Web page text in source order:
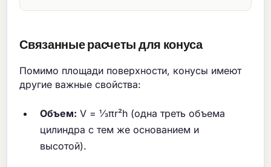
покрытии всей поверхности.
внутри конуса, где образующая является
используйте стандартные формулы. В
нашем калькуляторе есть режим ввода
«Диаметр и высота», который выполняет
Связанные расчеты для конуса
Помимо площади поверхности, конусы имеют
другие важные свойства:
Объем: V = ⅓πr²h (одна треть объема
цилиндра с тем же основанием и
высотой).